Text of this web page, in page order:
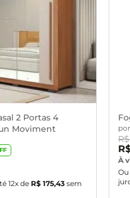
2 Portas 4
Moviment
12x de R$ 175,43 sem
por
R$
À
Ou